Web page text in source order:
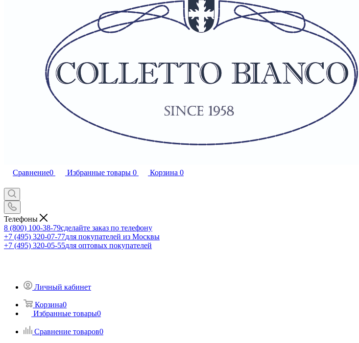
Сравнение0 Избранные товары 0 Корзина 0
Телефоны
8 (800) 100-38-79сделайте заказ по телефону
+7 (495) 320-07-77для покупателей из Москвы
+7 (495) 320-05-55для оптовых покупателей
Личный кабинет
Корзина0
Избранные товары0
Сравнение товаров0